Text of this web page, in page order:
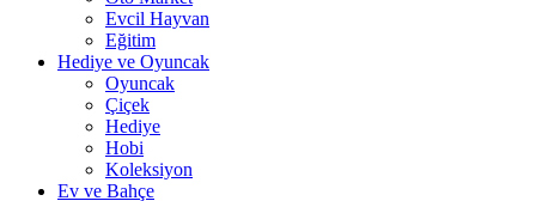
Evcil Hayvan
Eğitim
Hediye ve Oyuncak
Oyuncak
Çiçek
Hediye
Hobi
Koleksiyon
Ev ve Bahçe